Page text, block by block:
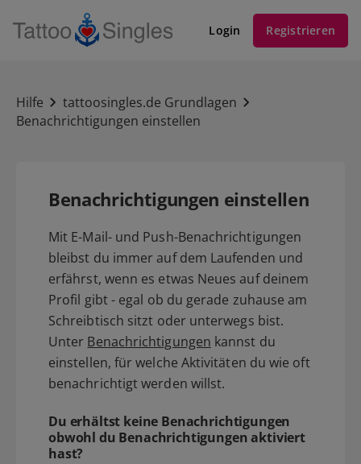
Login Registrieren
Hilfe
tattoosingles.de Grundlagen
Benachrichtigungen einstellen
Benachrichtigungen einstellen
Mit E-Mail- und Push-Benachrichtigungen
bleibst du immer auf dem Laufenden und
erfährst, wenn es etwas Neues auf deinem
Profil gibt - egal ob du gerade zuhause am
Schreibtisch sitzt oder unterwegs bist.
Unter Benachrichtigungen kannst du
einstellen, für welche Aktivitäten du wie oft
benachrichtigt werden willst.
Du erhältst keine Benachrichtigungen
obwohl du Benachrichtigungen aktiviert
hast?